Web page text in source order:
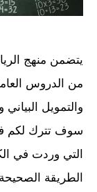
يتضمن منهج
من الدروس
والتمويل
سوف تترك لكم
التي وردت في
الطريقة